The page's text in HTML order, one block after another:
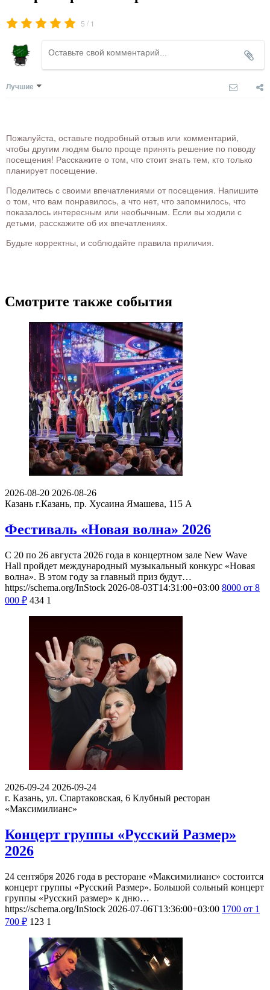
5 / 1
Лучшие
Пожалуйста, оставьте подробный отзыв или комментарий,
чтобы другим людям было проще принять решение по поводу
посещения! Расскажите о том, что стоит знать тем, кто только
планирует посещение.
Поделитесь с своими впечатлениями от посещения. Напишите
о том, что вам понравилось, а что нет, что запомнилось, что
показалось интересным или необычным. Если вы ходили с
детьми, расскажите об их впечатлениях.
Будьте корректны, и соблюдайте правила приличия.
Смотрите также события
2026-08-20 2026-08-26
Казань г.Казань, пр. Хусаина Ямашева, 115 A
Фестиваль «Новая волна» 2026
С 20 по 26 августа 2026 года в концертном зале New Wave
Hall пройдет международный музыкальный конкурс «Новая
волна». В этом году за главный приз будут…
https://schema.org/InStock 2026-08-03T14:31:00+03:00 8000 от 8
000 ₽ 434 1
2026-09-24 2026-09-24
г. Казань, ул. Спартаковская, 6 Клубный ресторан
«Максимилианс»
Концерт группы «Русский Размер»
2026
24 сентября 2026 года в ресторане «Максимилианс» состоится
концерт группы «Русский Размер». Большой сольный концерт
группы «Русский размер» к дню…
https://schema.org/InStock 2026-07-06T13:36:00+03:00 1700 от 1
700 ₽ 123 1